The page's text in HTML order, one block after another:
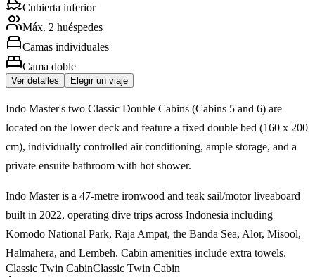
Cubierta inferior
Máx. 2 huéspedes
Camas individuales
Cama doble
Ver detalles Elegir un viaje
Indo Master's two Classic Double Cabins (Cabins 5 and 6) are
located on the lower deck and feature a fixed double bed (160 x 200
cm), individually controlled air conditioning, ample storage, and a
private ensuite bathroom with hot shower.
Indo Master is a 47-metre ironwood and teak sail/motor liveaboard
built in 2022, operating dive trips across Indonesia including
Komodo National Park, Raja Ampat, the Banda Sea, Alor, Misool,
Halmahera, and Lembeh. Cabin amenities include extra towels.
Classic Twin CabinClassic Twin Cabin